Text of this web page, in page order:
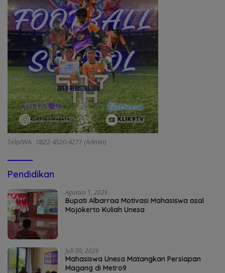
Telp/WA : 0822-4520-4277 (Admin)
Pendidikan
Agustus 1, 2026
Bupati Albarraa Motivasi Mahasiswa asal
Mojokerto Kuliah Unesa
Juli 30, 2026
Mahasiswa Unesa Matangkan Persiapan
Magang di Metro9